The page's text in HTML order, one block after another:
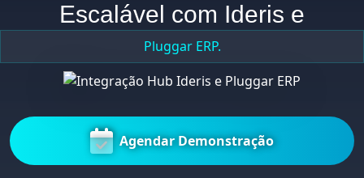
Escalável com Ideris e
Pluggar ERP.
Agendar Demonstração